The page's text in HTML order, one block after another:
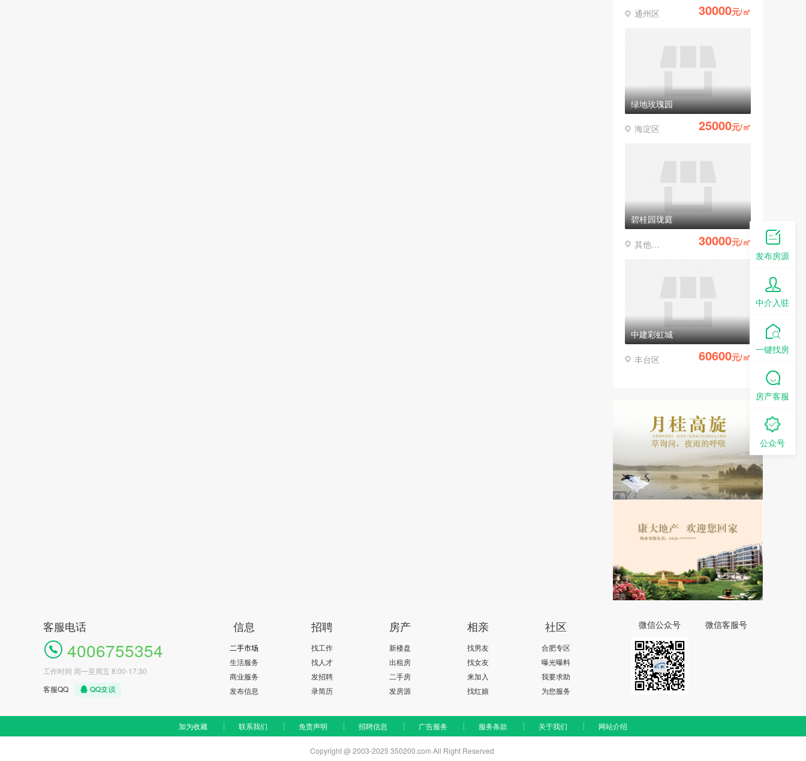
通州区 30000元/㎡
绿地玫瑰园
海淀区 25000元/㎡
碧桂园珑庭
其他区县 30000元/㎡
中建彩虹城
丰台区 60600元/㎡
客服电话
4006755354
工作时间 周一至周五 8:00-17:30
客服QQ
信息
二手市场
生活服务
商业服务
发布信息
招聘
找工作
找人才
发招聘
录简历
房产
新楼盘
出租房
二手房
发房源
相亲
找男友
找女友
来加入
找红娘
社区
合肥专区
曝光曝料
我要求助
为您服务
微信公众号 微信客服号
加为收藏 联系我们 免责声明 招聘信息 广告服务 服务条款 关于我们 网站介绍
Copyright @ 2003-2025 350200.com All Right Reserved
发布房源
中介入驻
一键找房
房产客服
公众号